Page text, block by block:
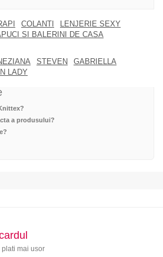
COLANTI
LENJERIE SEXY
SI BALERINI DE CASA
STEVEN
GABRIELLA
LADY
a produsului?
plati mai usor